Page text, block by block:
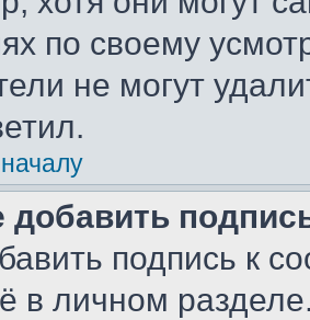
по своему
не могут
добавить
подпись к
в личном